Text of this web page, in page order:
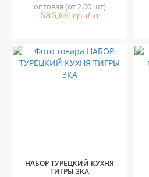
оптовая (от 2.00 шт)
585,00 грн/шт
НАБОР ТУРЕЦКИЙ КУХНЯ
ТИГРЫ 3КА